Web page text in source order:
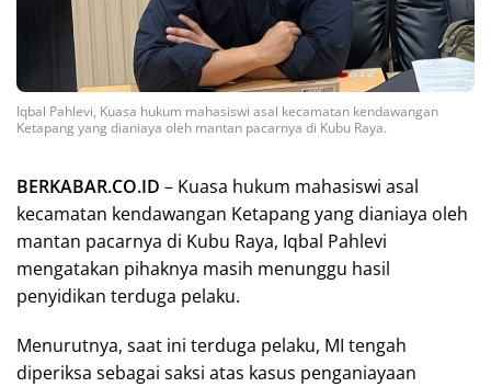
Iqbal Pahlevi, Kuasa hukum mahasiswi asal kecamatan kendawangan
Ketapang yang dianiaya oleh mantan pacarnya di Kubu Raya.
BERKABAR.CO.ID – Kuasa hukum mahasiswi asal
kecamatan kendawangan Ketapang yang dianiaya oleh
mantan pacarnya di Kubu Raya, Iqbal Pahlevi
mengatakan pihaknya masih menunggu hasil
penyidikan terduga pelaku.
Menurutnya, saat ini terduga pelaku, MI tengah
diperiksa sebagai saksi atas kasus penganiayaan